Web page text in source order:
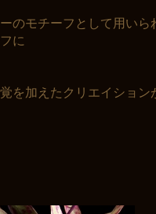
のモチーフとして用いら
に
を加えたクリエイション